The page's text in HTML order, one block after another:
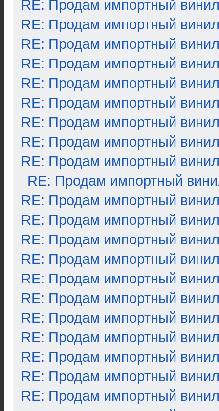
RE: Продам импортный винил
RE: Продам импортный винил
RE: Продам импортный винил
RE: Продам импортный винил
RE: Продам импортный винил
RE: Продам импортный винил
RE: Продам импортный винил
RE: Продам импортный винил
RE: Продам импортный винил
RE: Продам импортный
RE: Продам импортный винил
RE: Продам импортный винил
RE: Продам импортный винил
RE: Продам импортный винил
RE: Продам импортный винил
RE: Продам импортный винил
RE: Продам импортный винил
RE: Продам импортный винил
RE: Продам импортный винил
RE: Продам импортный винил
RE: Продам импортный винил